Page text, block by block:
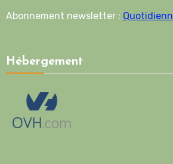
Abonnement newsletter :
Hébergement